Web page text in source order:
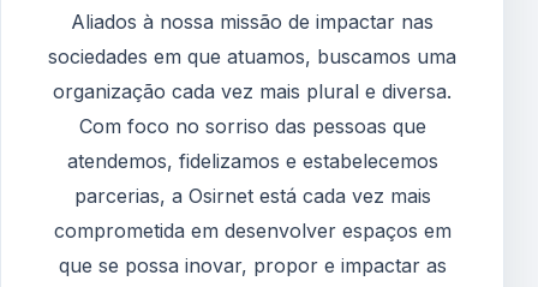
Aliados à nossa missão de impactar nas
sociedades em que atuamos, buscamos uma
organização cada vez mais plural e diversa.
Com foco no sorriso das pessoas que
atendemos, fidelizamos e estabelecemos
parcerias, a Osirnet está cada vez mais
comprometida em desenvolver espaços em
que se possa inovar, propor e impactar as